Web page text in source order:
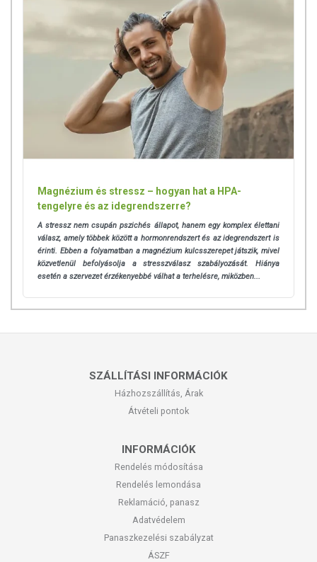
Magnézium és stressz – hogyan hat a HPA-
tengelyre és az idegrendszerre?
A stressz nem csupán pszichés állapot, hanem egy komplex élettani
válasz, amely többek között a hormonrendszert és az idegrendszert is
érinti. Ebben a folyamatban a magnézium kulcsszerepet játszik, mivel
közvetlenül befolyásolja a stresszválasz szabályozását. Hiánya
esetén a szervezet érzékenyebbé válhat a terhelésre, miközben...
SZÁLLÍTÁSI INFORMÁCIÓK
Házhozszállítás, Árak
Átvételi pontok
INFORMÁCIÓK
Rendelés módosítása
Rendelés lemondása
Reklamáció, panasz
Adatvédelem
Panaszkezelési szabályzat
ÁSZF